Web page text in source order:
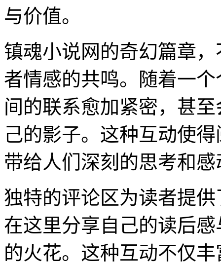
与价值。
镇魂小说网的奇幻篇章
者情感的共鸣。随着一
间的联系愈加紧密，甚
己的影子。这种互动使
带给人们深刻的思考和感
独特的评论区为读者提
在这里分享自己的读后
的火花。这种互动不仅